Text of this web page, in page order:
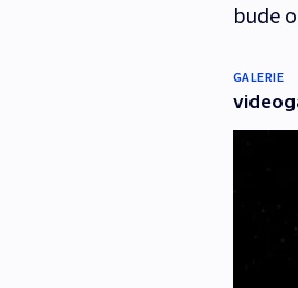
bude
GALERIE